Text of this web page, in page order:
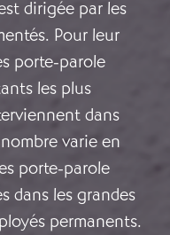
dirigée par les
Pour leur
porte-parole
les plus
dans
varie en
porte-parole
dans les grandes
permanents.